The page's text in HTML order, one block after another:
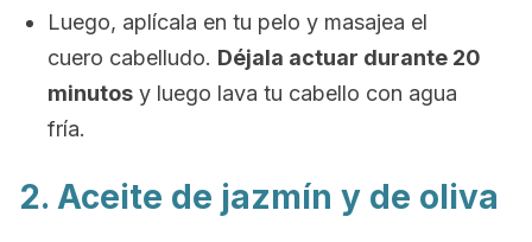
Luego, aplícala en tu pelo y masajea el
cuero cabelludo. Déjala actuar durante 20
minutos y luego lava tu cabello con agua
fría.
2. Aceite de jazmín y de oliva